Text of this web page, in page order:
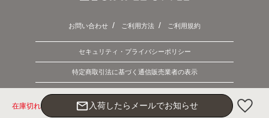
在庫切れ mail_outline 入荷したらメールでお知らせ
お問い合わせ ご利用方法 ご利用規約
セキュリティ・プライバシーポリシー
特定商取引法に基づく通信販売業者の表示
Copyright © 2026 SIMPLE STYLE. ALL Rights Reserved.